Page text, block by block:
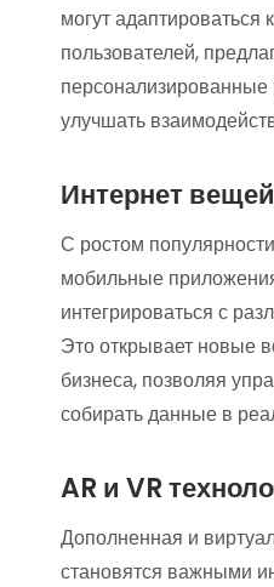
могут адаптироваться
пользователей,
улучшать
Интернет
С ростом
мобильные
интегрироваться с
Это открывает новые
бизнеса, позволяя
собирать данные в
AR и VR
Дополненная и
становятся важными